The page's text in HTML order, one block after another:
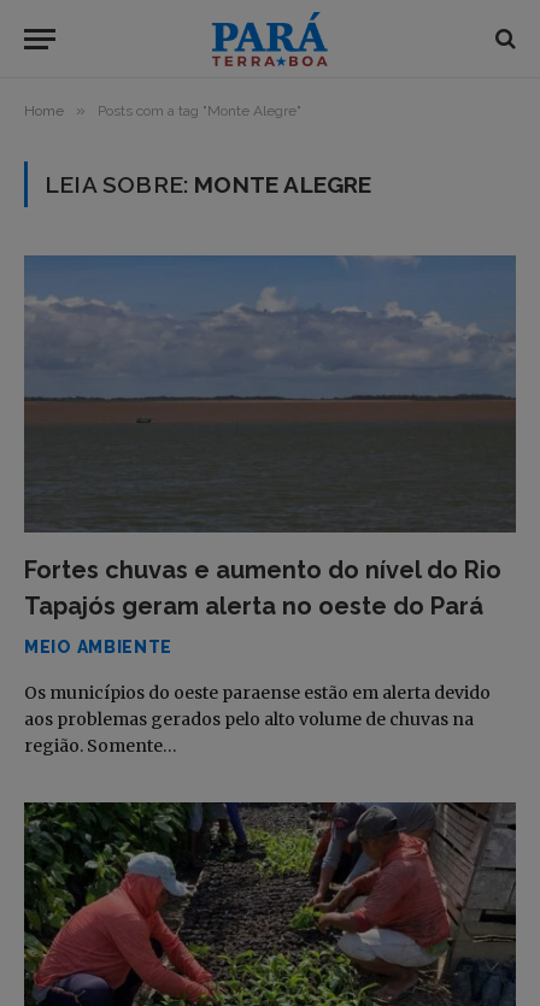
Home » Posts com a tag "Monte Alegre"
LEIA SOBRE: MONTE ALEGRE
Fortes chuvas e aumento do nível do Rio
Tapajós geram alerta no oeste do Pará
MEIO AMBIENTE
Os municípios do oeste paraense estão em alerta devido
aos problemas gerados pelo alto volume de chuvas na
região. Somente…